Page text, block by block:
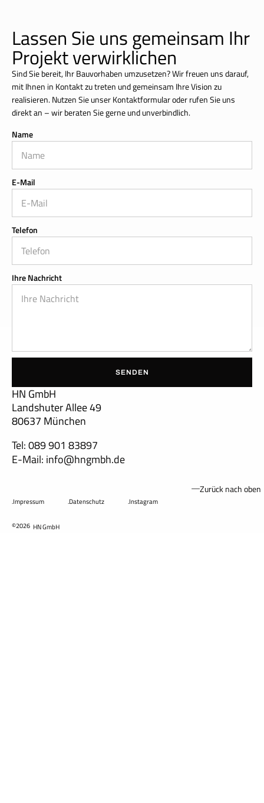
Lassen Sie uns gemeinsam Ihr
Projekt verwirklichen
Sind Sie bereit, Ihr Bauvorhaben umzusetzen? Wir freuen uns darauf,
mit Ihnen in Kontakt zu treten und gemeinsam Ihre Vision zu
realisieren. Nutzen Sie unser Kontaktformular oder rufen Sie uns
direkt an – wir beraten Sie gerne und unverbindlich.
Name
E-Mail
Telefon
Ihre Nachricht
SENDEN
HN GmbH
Landshuter Allee 49
80637 München
Tel: 089 901 83897
E-Mail: info@hngmbh.de
Zurück nach oben
©2026 HN GmbH
.Impressum .Datenschutz .Instagram